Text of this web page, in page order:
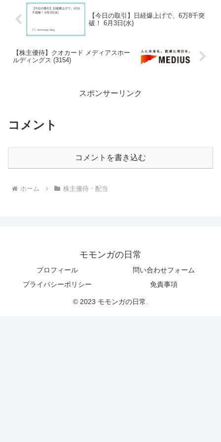
【今日の取引】日経爆上げで、6万8千突
破！ 6月3日(水)
【株主優待】クオカード メディアスホー
ルディングス (3154)
スポンサーリンク
コメント
コメントを書き込む
ホーム 株主優待・配当
モモンガの日常
プロフィール
問い合わせフォーム
プライバシーポリシー
免責事項
© 2023 モモンガの日常.